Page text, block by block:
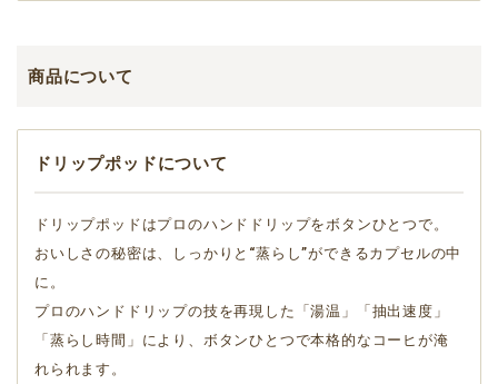
商品について
ドリップポッドについて
ドリップポッドはプロのハンドドリップをボタンひとつで。
おいしさの秘密は、しっかりと“蒸らし”ができるカプセルの中
に。
プロのハンドドリップの技を再現した「湯温」「抽出速度」
「蒸らし時間」により、ボタンひとつで本格的なコーヒが淹
れられます。